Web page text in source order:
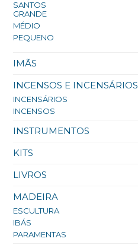
SANTOS
GRANDE
MÉDIO
PEQUENO
IMÃS
INCENSOS E INCENSÁRIOS
INCENSÁRIOS
INCENSOS
INSTRUMENTOS
KITS
LIVROS
MADEIRA
ESCULTURA
IBÁS
PARAMENTAS